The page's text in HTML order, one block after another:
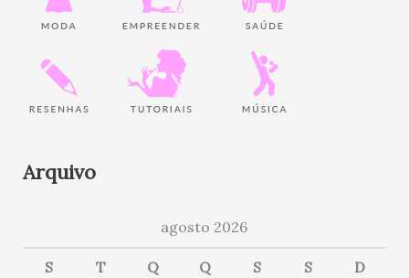
Arquivo
agosto 2026
S T Q Q S S D